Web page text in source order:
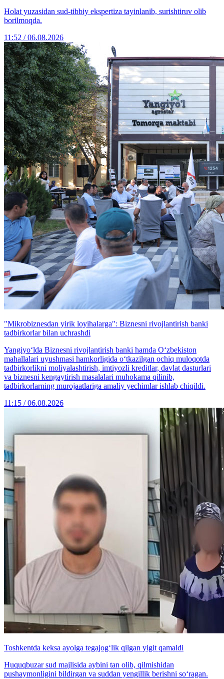
Holat yuzasidan sud-tibbiy ekspertiza tayinlanib, surishtiruv olib
borilmoqda.
11:52 / 06.08.2026
"Mikrobiznesdan yirik loyihalarga": Biznesni rivojlantirish banki
tadbirkorlar bilan uchrashdi
Yangiyo‘lda Biznesni rivojlantirish banki hamda O‘zbekiston
mahallalari uyushmasi hamkorligida o‘tkazilgan ochiq muloqotda
tadbirkorlikni moliyalashtirish, imtiyozli kreditlar, davlat dasturlari
va biznesni kengaytirish masalalari muhokama qilinib,
tadbirkorlarning murojaatlariga amaliy yechimlar ishlab chiqildi.
11:15 / 06.08.2026
Toshkentda keksa ayolga tegajog‘lik qilgan yigit qamaldi
Huquqbuzar sud majlisida aybini tan olib, qilmishidan
pushaymonligini bildirgan va suddan yengillik berishni so‘ragan.